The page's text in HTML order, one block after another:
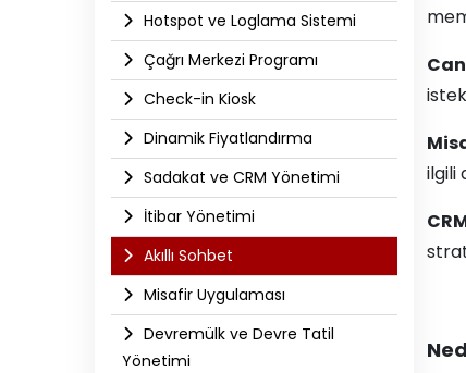
Hotspot ve Loglama Sistemi
Çağrı Merkezi Programı
Check-in Kiosk
Dinamik Fiyatlandırma
Sadakat ve CRM Yönetimi
İtibar Yönetimi
Akıllı Sohbet
Misafir Uygulaması
Devremülk ve Devre Tatil
Yönetimi
ilgili